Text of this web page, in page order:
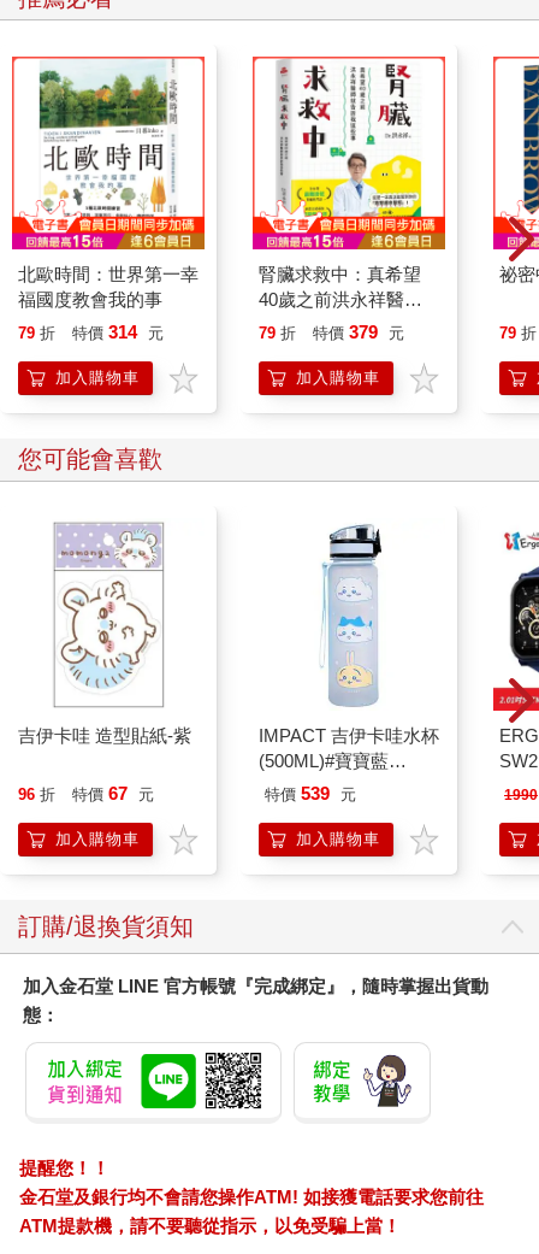
北歐時間：世界第一幸
福國度教會我的事
79 折 特價 314 元
加入購物車
腎臟求救中：真希望
40歲之前洪永祥醫師
就告訴我這些事
79 折 特價 379 元
加入購物車
祕
79 折
您可能會喜歡
吉伊卡哇 造型貼紙-紫
96 折 特價 67 元
加入購物車
IMPACT 吉伊卡哇水杯
(500ML)#寶寶藍
IMCHB01LB
特價 539 元
加入購物車
泳
1990
訂購/退換貨須知
加入金石堂 LINE 官方帳號『完成綁定』，隨時掌握出貨動
態：
提醒您！！
金石堂及銀行均不會請您操作ATM! 如接獲電話要求您前往
ATM提款機，請不要聽從指示，以免受騙上當！